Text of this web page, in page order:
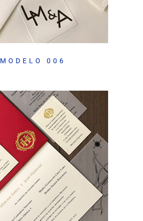
MODELO 006